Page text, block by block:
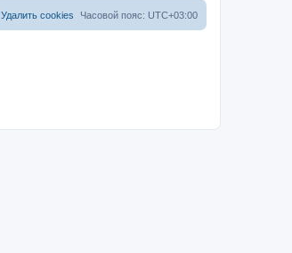
Часовой пояс: UTC+03:00
Удалить cookies